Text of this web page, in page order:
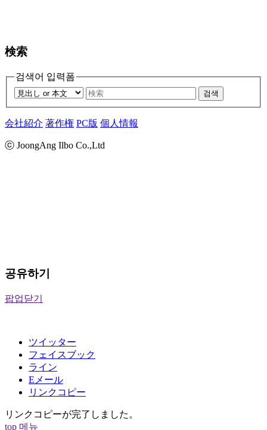
検索
검색어 입력폼
검색
会社紹介 著作権 PC版 個人情報
ⓒ JoongAng Ilbo Co.,Ltd
공유하기
팝업닫기
ツイッター
フェイスブック
ライン
Eメール
リンクコピー
リンクコピーが完了しました。
top 메뉴